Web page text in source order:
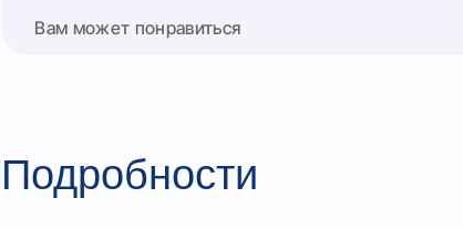
Вам может понравиться
Подробности